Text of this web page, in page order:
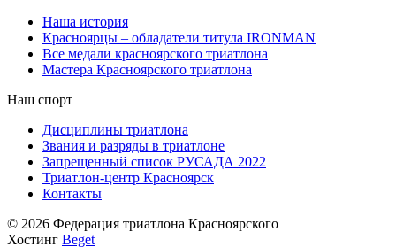
Наша история
Красноярцы – обладатели титула IRONMAN
Все медали красноярского триатлона
Мастера Красноярского триатлона
Наш спорт
Дисциплины триатлона
Звания и разряды в триатлоне
Запрещенный список РУСАДА 2022
Триатлон-центр Красноярск
Контакты
© 2026 Федерация триатлона Красноярского
Хостинг Beget